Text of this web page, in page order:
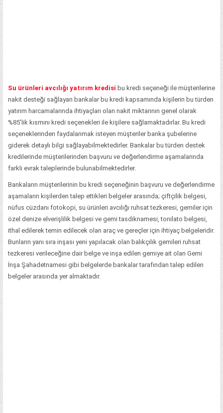
Su ürünleri avcılığı yatırım kredisi bu kredi seçeneği ile müşterilerine
nakit desteği sağlayan bankalar bu kredi kapsamında kişilerin bu türden
yatırım harcamalarında ihtiyaçları olan nakit miktarının genel olarak
%85’lik kısmını kredi seçenekleri ile kişilere sağlamaktadırlar. Bu kredi
seçeneklerinden faydalanmak isteyen müşteriler banka şubelerine
giderek detaylı bilgi sağlayabilmektedirler. Bankalar bu türden destek
kredilerinde müşterilerinden başvuru ve değerlendirme aşamalarında
farklı evrak taleplerinde bulunabilmektedirler.
Bankaların müşterilerinin bu kredi seçeneğinin başvuru ve değerlendirme
aşamaların kişilerden talep ettikleri belgeler arasında; çiftçilik belgesi,
nüfus cüzdanı fotokopi, su ürünleri avcılığı ruhsat tezkeresi, gemiler için
özel denize elverişlilik belgesi ve gemi tasdiknamesi, tonilato belgesi,
ithal edilerek temin edilecek olan araç ve gereçler için ihtiyaç belgeleridir.
Bunların yanı sıra inşası yeni yapılacak olan balıkçılık gemileri ruhsat
tezkeresi verileceğine dair belge ve inşa edilen gemiye ait olan Gemi
İnşa Şahadetnamesi gibi belgelerde bankalar tarafından talep edilen
belgeler arasında yer almaktadır.